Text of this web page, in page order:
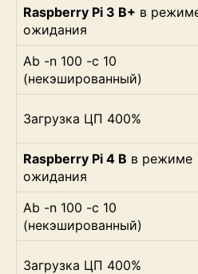
Raspberry Pi 3 B+ в
ожидания
Ab -n 100 -c 10
(некэшированный)
Загрузка ЦП 400%
Raspberry Pi 4 B в режиме
ожидания
Ab -n 100 -c 10
(некэшированный)
Загрузка ЦП 400%